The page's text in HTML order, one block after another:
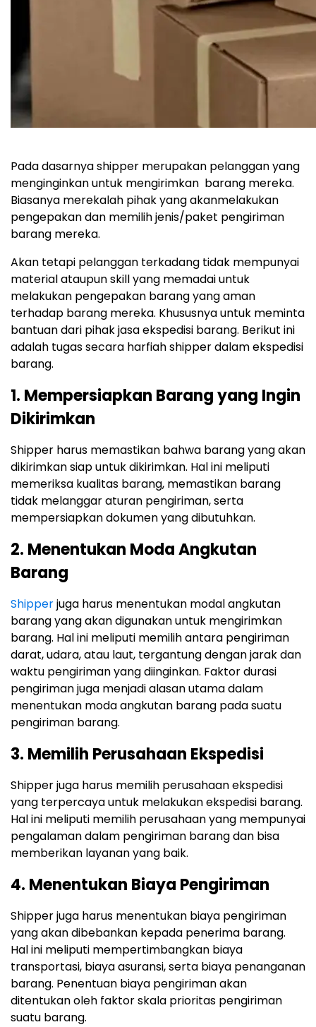
Pada dasarnya shipper merupakan pelanggan yang
menginginkan untuk mengirimkan barang mereka.
Biasanya merekalah pihak yang akanmelakukan
pengepakan dan memilih jenis/paket pengiriman
barang mereka.
Akan tetapi pelanggan terkadang tidak mempunyai
material ataupun skill yang memadai untuk
melakukan pengepakan barang yang aman
terhadap barang mereka. Khususnya untuk meminta
bantuan dari pihak jasa ekspedisi barang. Berikut ini
adalah tugas secara harfiah shipper dalam ekspedisi
barang.
1. Mempersiapkan Barang yang Ingin
Dikirimkan
Shipper harus memastikan bahwa barang yang akan
dikirimkan siap untuk dikirimkan. Hal ini meliputi
memeriksa kualitas barang, memastikan barang
tidak melanggar aturan pengiriman, serta
mempersiapkan dokumen yang dibutuhkan.
2. Menentukan Moda Angkutan
Barang
Shipperjuga harus menentukan modal angkutan
barang yang akan digunakan untuk mengirimkan
barang. Hal ini meliputi memilih antara pengiriman
darat, udara, atau laut, tergantung dengan jarak dan
waktu pengiriman yang diinginkan. Faktor durasi
pengiriman juga menjadi alasan utama dalam
menentukan moda angkutan barang pada suatu
pengiriman barang.
3. Memilih Perusahaan Ekspedisi
Shipper juga harus memilih perusahaan ekspedisi
yang terpercaya untuk melakukan ekspedisi barang.
Hal ini meliputi memilih perusahaan yang mempunyai
pengalaman dalam pengiriman barang dan bisa
memberikan layanan yang baik.
4. Menentukan Biaya Pengiriman
Shipper juga harus menentukan biaya pengiriman
yang akan dibebankan kepada penerima barang.
Hal ini meliputi mempertimbangkan biaya
transportasi, biaya asuransi, serta biaya penanganan
barang. Penentuan biaya pengiriman akan
ditentukan oleh faktor skala prioritas pengiriman
suatu barang.